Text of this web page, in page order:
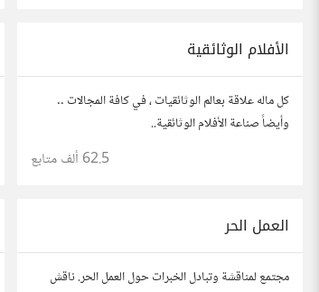
الأفلام الوثائقية
كل ماله علاقة بعالم الوثائقيات ، في كافة المجالات ..
وأيضاً صناعة الأفلام الوثائقية..
62.5 ألف متابع
العمل الحر
مجتمع لمناقشة وتبادل الخبرات حول العمل الحر. ناقش